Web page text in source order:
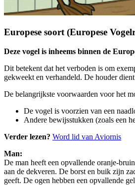
Europese soort (Europese
Deze vogel is inheems binnen de
Dit betekent dat het verboden is om
gekweekt en verhandeld. De houder
De belangrijkste voorwaarden voor het
De vogel is voorzien van een
Andere bewijsstukken (zoals een
Verder lezen? Word lid van Aviornis
Man:
De man heeft een opvallende oranje-
aan de dekveren. De borst en buik zijn
geeft. De ogen hebben een opvallende